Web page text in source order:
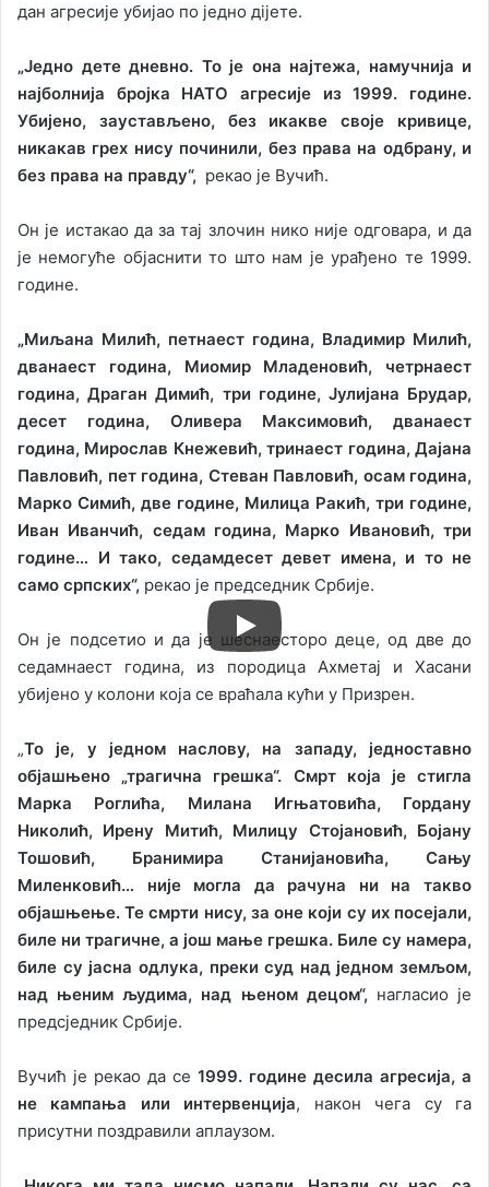
дан агресије убијао по једно дijете.
„Једно дете дневно. То је она најтежа, намучнија и
најболнија бројка НАТО агресије из 1999. године.
Убијено, заустављено, без икакве своје кривице,
никакав грех нису починили, без права на одбрану, и
без права на правду“, рекао је Вучић.
Он је истакао да за тај злочин нико није одговара, и да
је немогуће објаснити то што нам је урађено те 1999.
године.
„Миљана Милић, петнаест година, Владимир Милић,
дванаест година, Миомир Младеновић, четрнаест
година, Драган Димић, три године, Јулијана Брудар,
десет година, Оливера Максимовић, дванаест
година, Мирослав Кнежевић, тринаест година, Дајана
Павловић, пет година, Стеван Павловић, осам година,
Марко Симић, две године, Милица Ракић, три године,
Иван Иванчић, седам година, Марко Ивановић, три
године… И тако, седамдесет девет имена, и то не
само српских“, рекао је председник Србије.
Он је подсетио и да је шеснаесторо деце, од две до
седамнаест година, из породица Ахметај и Хасани
убијено у колони која се враћала кући у Призрен.
„То је, у једном наслову, на западу, једноставно
објашњено „трагична грешка“. Смрт која је стигла
Марка Роглића, Милана Игњатовића, Гордану
Николић, Ирену Митић, Милицу Стојановић, Бојану
Тошовић, Бранимира Станијановића, Сању
Миленковић… није могла да рачуна ни на такво
објашњење. Те смрти нису, за оне који су их посејали,
биле ни трагичне, а још мање грешка. Биле су намера,
биле су јасна одлука, преки суд над једном земљом,
над њеним људима, над њеном децом“, нагласио је
предсједник Србије.
Вучић је рекао да се 1999. године десила агресија, а
не кампања или интервенција, након чега су га
присутни поздравили аплаузом.